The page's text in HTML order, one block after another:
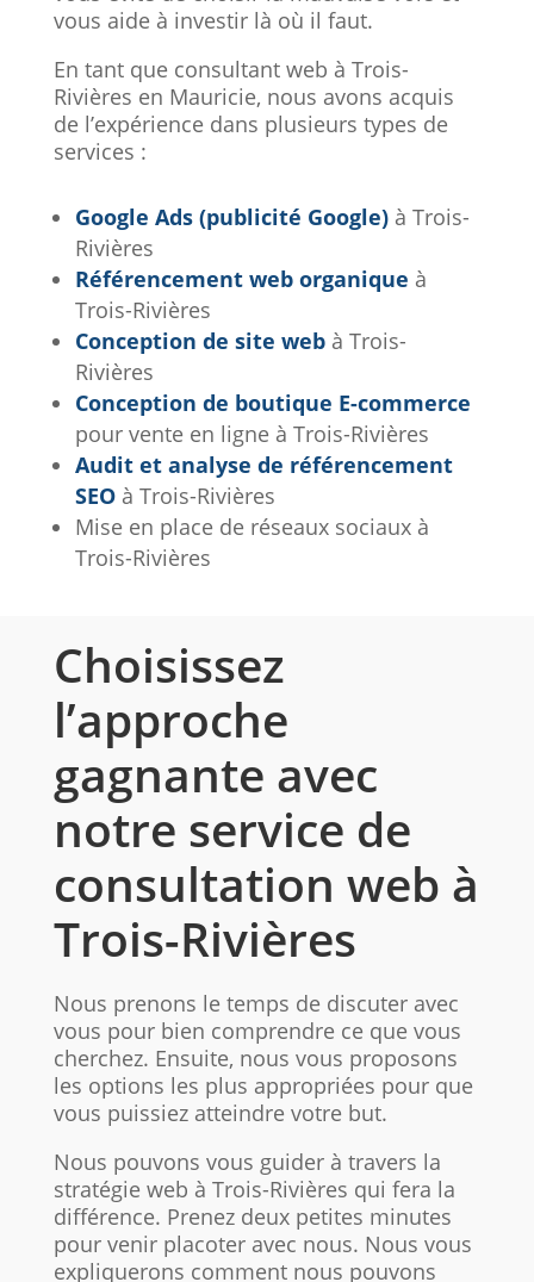
vous aide à investir là où il faut.
En tant que consultant web à Trois-
Rivières en Mauricie, nous avons acquis
de l’expérience dans plusieurs types de
services :
Google Ads (publicité Google) à Trois-
Rivières
Référencement web organique à
Trois-Rivières
Conception de site web à Trois-
Rivières
Conception de boutique E-commerce
pour vente en ligne à Trois-Rivières
Audit et analyse de référencement
SEO à Trois-Rivières
Mise en place de réseaux sociaux à
Trois-Rivières
Choisissez
l’approche
gagnante avec
notre service de
consultation web à
Trois-Rivières​
Nous prenons le temps de discuter avec
vous pour bien comprendre ce que vous
cherchez. Ensuite, nous vous proposons
les options les plus appropriées pour que
vous puissiez atteindre votre but.
Nous pouvons vous guider à travers la
stratégie web à Trois-Rivières qui fera la
différence. Prenez deux petites minutes
pour venir placoter avec nous. Nous vous
expliquerons comment nous pouvons